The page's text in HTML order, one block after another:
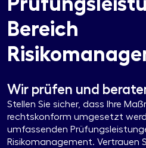
Bereich
Wir prüfen und
Stellen Sie sicher, dass Ihre
rechtskonform umgesetzt
umfassenden
Risikomanagement. Vertrauen